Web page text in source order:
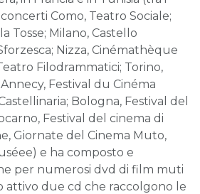
Como, Teatro Sociale;
Tosse; Milano, Castello
Nizza, Cinémathèque
Filodrammatici; Torino,
Festival du Cinéma
Bologna, Festival del
Festival del cinema di
Giornate del Cinema Muto,
e ha composto e
per numerosi dvd di film muti
attivo due cd che raccolgono le